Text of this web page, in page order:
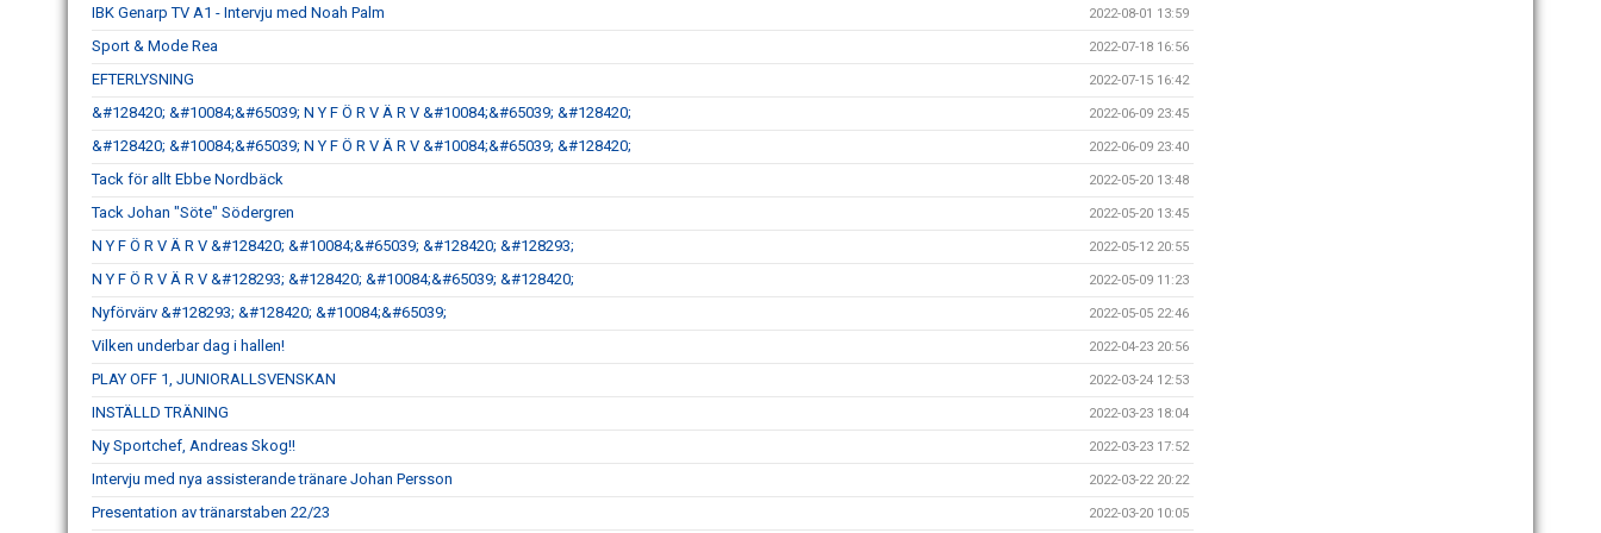
IBK Genarp TV A1 - Intervju med Noah Palm 2022-08-01 13:59
Sport & Mode Rea 2022-07-18 16:56
EFTERLYSNING 2022-07-15 16:42
&#128420; &#10084;&#65039; N Y F Ö R V Ä R V &#10084;&#65039; &#128420; 2022-06-09 23:45
&#128420; &#10084;&#65039; N Y F Ö R V Ä R V &#10084;&#65039; &#128420; 2022-06-09 23:40
Tack för allt Ebbe Nordbäck 2022-05-20 13:48
Tack Johan "Söte" Södergren 2022-05-20 13:45
N Y F Ö R V Ä R V &#128420; &#10084;&#65039; &#128420; &#128293; 2022-05-12 20:55
N Y F Ö R V Ä R V &#128293; &#128420; &#10084;&#65039; &#128420; 2022-05-09 11:23
Nyförvärv &#128293; &#128420; &#10084;&#65039; 2022-05-05 22:46
Vilken underbar dag i hallen! 2022-04-23 20:56
PLAY OFF 1, JUNIORALLSVENSKAN 2022-03-24 12:53
INSTÄLLD TRÄNING 2022-03-23 18:04
Ny Sportchef, Andreas Skog!! 2022-03-23 17:52
Intervju med nya assisterande tränare Johan Persson 2022-03-22 20:22
Presentation av tränarstaben 22/23 2022-03-20 10:05